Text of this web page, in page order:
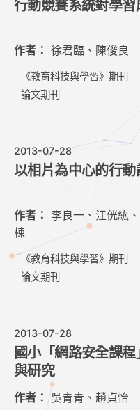
行動競賽系統對學習
作者： 徐君臨、陳俊良
《教育科技與學習》期刊
論文期刊
2013-07-28
以相片為中心的行
作者： 李良一、江侊紘
棟
《教育科技與學習》期刊
論文期刊
2013-07-28
國小「網路安全課
與研究
作者： 吳青青、趙貞怡